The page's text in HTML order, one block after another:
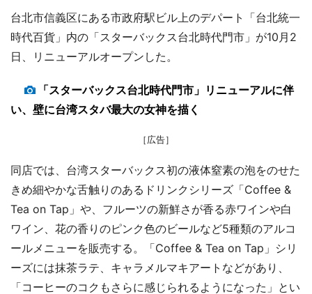
台北市信義区にある市政府駅ビル上のデパート「台北統一
時代百貨」内の「スターバックス台北時代門市」が10月2
日、リニューアルオープンした。
「スターバックス台北時代門市」リニューアルに伴
い、壁に台湾スタバ最大の女神を描く
［広告］
同店では、台湾スターバックス初の液体窒素の泡をのせた
きめ細やかな舌触りのあるドリンクシリーズ「Coffee &
Tea on Tap」や、フルーツの新鮮さが香る赤ワインや白
ワイン、花の香りのピンク色のビールなど5種類のアルコ
ールメニューを販売する。「Coffee & Tea on Tap」シリ
ーズには抹茶ラテ、キャラメルマキアートなどがあり、
「コーヒーのコクもさらに感じられるようになった」とい